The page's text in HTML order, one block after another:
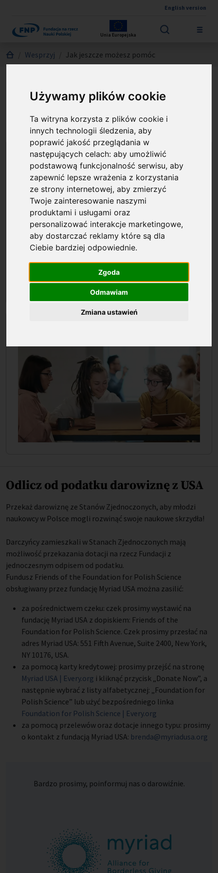
Używamy plików cookie
Ta witryna korzysta z plików cookie i
innych technologii śledzenia, aby
poprawić jakość przeglądania w
następujących celach:aby umożliwić
podstawową funkcjonalność serwisu,aby
zapewnić lepsze wrażenia z korzystania
ze strony internetowej,aby zmierzyć
Twoje zainteresowanie naszymi
produktami i usługami oraz
personalizować interakcje marketingowe,
aby dostarczać reklamy które są dla
Ciebie bardziej odpowiednie.
Zgoda
Odmawiam
Zmiana ustawień
English version
Unia Europejska
Jesteś tutaj:
Wesprzyj Jak jeszcze możesz pomóc
Jak jeszcze możesz pomóc
Odlicz od podatku darowiznę z
USA
Odlicz od podatku darowiznę z USA
Przekaż darowiznę ze Stanów Zjednoczonych, aby młodzi
naukowcy w Polsce mogli rozwinąć swoje naukowe skrzydła!
Darczyńcy zamieszkali w Stanach Zjednoczonych mają
możliwość przekazania dotacji na rzecz Fundacji z
jednoczesnym odpisem od podatku.
Fundusz Friends of the Foundation for Polish Science
obsługiwany przez fundację Myriad USA można zasilić:
za pośrednictwem czeku: czek prosimy wystawić na
fundację Myriad USA z dopiskiem: Friends of the
Foundation for Polish Science. Czek prosimy przesłać na
adres Myriad USA: 551 Fifth Avenue, Suite 2400, New York,
NY 10176, USA.
za pomocą karty kredytowej: prosimy przejść na stronę
Myriad USA | Every.org i kliknąć przycisk „Donate Now”, a
następnie wybrać z listy alfabetycznej: „Foundation for
Polish Science” lub użyć bezpośredniego linka
Foundation for Polish Science | Every.org
za pomocą przelewów oraz dotacje innego typu: prosimy
o kontakt z fundacją Myriad USA: brenda@myriadusa.org
Bardzo prosimy, poinformuj nas o darowiźnie.